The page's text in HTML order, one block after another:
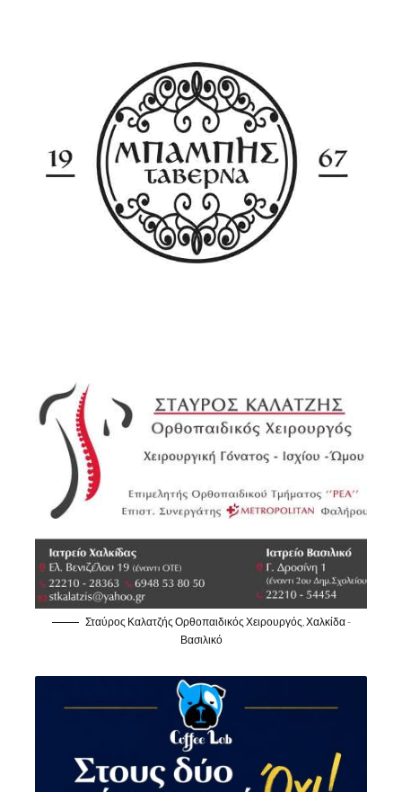
Σταύρος Καλατζής Ορθοπαιδικός Χειρουργός, Χαλκίδα -
Βασιλικό